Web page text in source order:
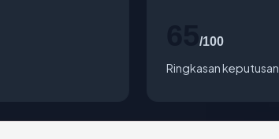
/100
Ringkasan keputusan